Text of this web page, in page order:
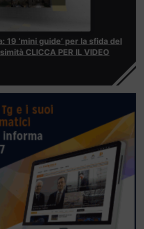
19 ‘mini guide’ per la sfida del
CLICCA PER IL VIDEO